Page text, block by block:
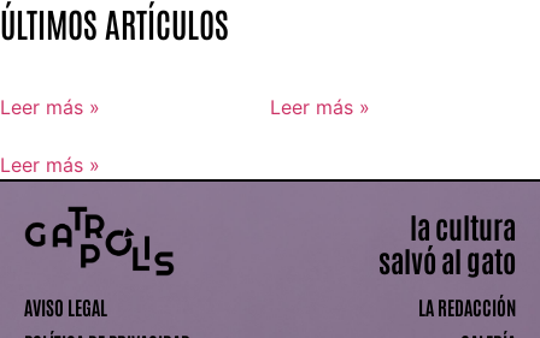
ÚLTIMOS ARTÍCULOS
Leer más » Leer más »
Leer más »
AVISO LEGAL
la cultura
salvó al gato
LA REDACCIÓN